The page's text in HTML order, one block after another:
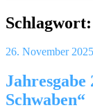
Schlagwort:
26. November 2025
Schwaben“